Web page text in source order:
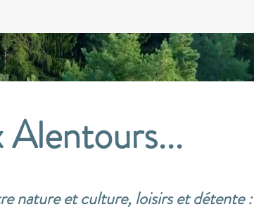
nature et culture, loisirs et détente :